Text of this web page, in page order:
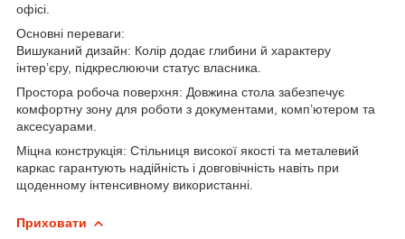
офісі.
Основні переваги:
Вишуканий дизайн: Колір додає глибини й характеру
інтер’єру, підкреслюючи статус власника.
Простора робоча поверхня: Довжина стола забезпечує
комфортну зону для роботи з документами, комп’ютером та
аксесуарами.
Міцна конструкція: Стільниця високої якості та металевий
каркас гарантують надійність і довговічність навіть при
щоденному інтенсивному використанні.
Приховати